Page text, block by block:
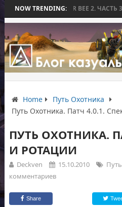
NOW TRENDING:
WORLD WAR BEE 2. ЧАСТЬ 3:
Home
Путь Охотника
Путь Охотника. Патч 4.0.1.
ПУТЬ ОХОТНИКА.
И РОТАЦИИ
Deckven 15.10.2010
комментариев
Share